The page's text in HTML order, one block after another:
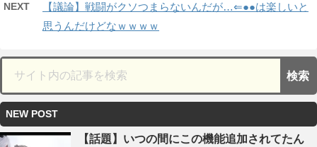
NEXT
【議論】戦闘がクソつまらないんだが…⇐●●は楽しいと
思うんだけどなｗｗｗｗ
NEW POST
【話題】いつの間にこの機能追加されてたん